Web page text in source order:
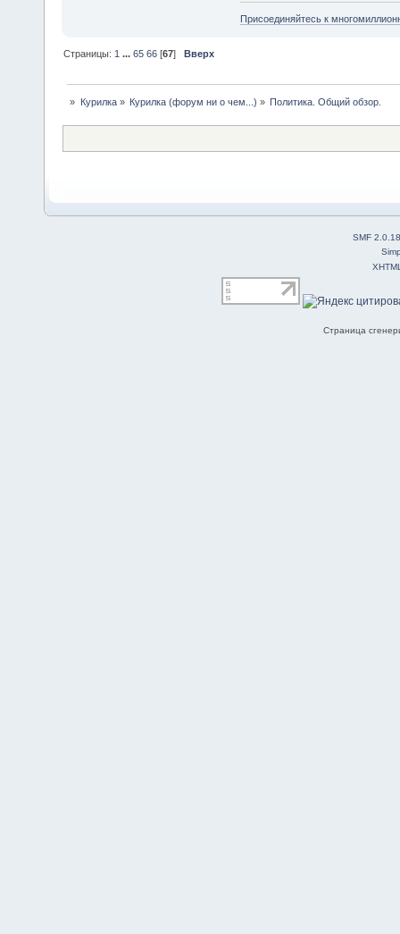
Присоединяйтесь к
Страницы: 1 ...65 66 [67]Вверх
» Курилка» Курилка (форум ни о чем...) » Политика. Общий обзор.
SMF 2.0.18
Страница